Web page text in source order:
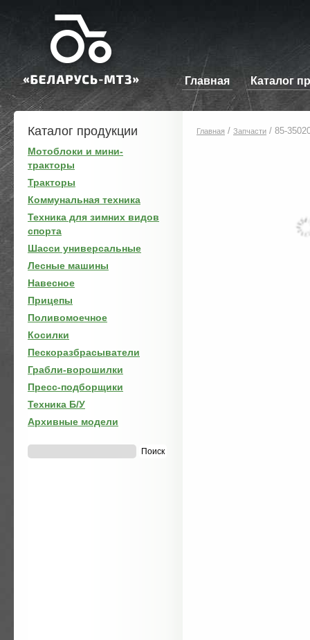
Главная Каталог
Каталог продукции
Мотоблоки и мини-
тракторы
Тракторы
Коммунальная техника
Техника для зимних видов
спорта
Шасси универсальные
Лесные машины
Навесное
Прицепы
Поливомоечное
Косилки
Пескоразбрасыватели
Грабли-ворошилки
Пресс-подборщики
Техника Б/У
Архивные модели
Главная / Запчасти / 85-